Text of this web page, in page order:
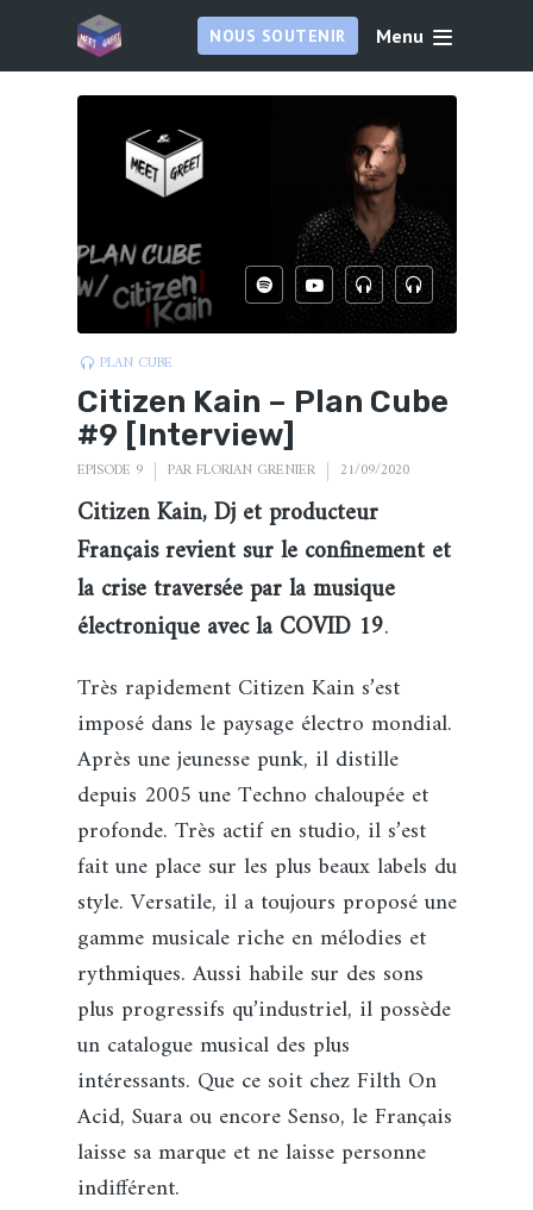
NOUS SOUTENIR Menu
PLAN CUBE
Citizen Kain – Plan Cube
#9 [Interview]
EPISODE 9 PARFLORIAN GRENIER 21/09/2020
Citizen Kain, Dj et producteur
Français revient sur le confinement et
la crise traversée par la musique
électronique avec la COVID 19.
Très rapidement Citizen Kain s’est
imposé dans le paysage électro mondial.
Après une jeunesse punk, il distille
depuis 2005 une Techno chaloupée et
profonde. Très actif en studio, il s’est
fait une place sur les plus beaux labels du
style. Versatile, il a toujours proposé une
gamme musicale riche en mélodies et
rythmiques. Aussi habile sur des sons
plus progressifs qu’industriel, il possède
un catalogue musical des plus
intéressants. Que ce soit chez Filth On
Acid, Suara ou encore Senso, le Français
laisse sa marque et ne laisse personne
indifférent.